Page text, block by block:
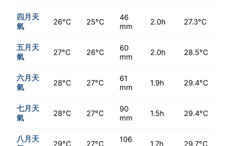
四月天
氣
26°C 25°C
46
mm
2.0h 27.3°C
五月天
氣
27°C 26°C
60
mm
2.0h 28.5°C
六月天
氣
28°C 27°C
61
mm
1.9h 29.4°C
七月天
氣
28°C 27°C
90
mm
1.5h 29.4°C
八月天
29°C 27°C
106
1.7h 29.7°C